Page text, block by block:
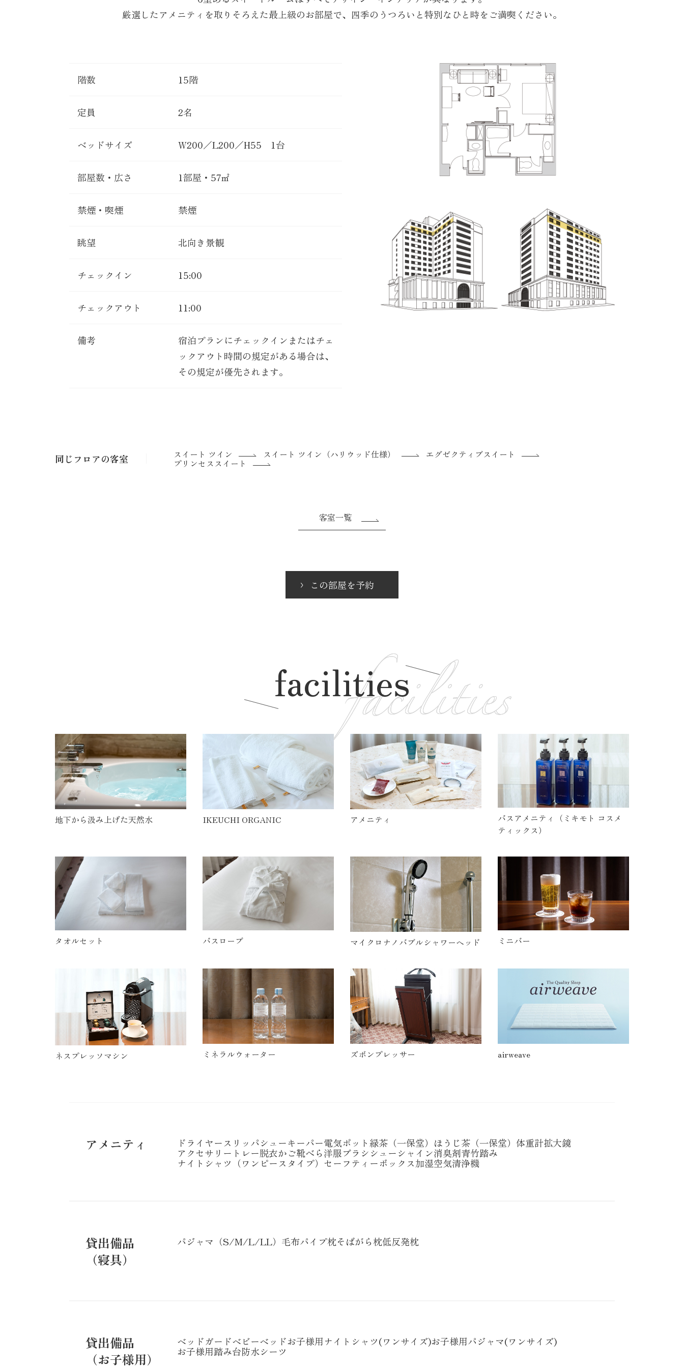
厳選したアメニティを取りそろえた最上級のお部屋で、四季のうつろいと特別なひと時をご満喫ください。
階数 15階
定員 2名
ベッドサイズ W200／L200／H55 1台
部屋数・広さ 1部屋・57㎡
禁煙・喫煙 禁煙
眺望 北向き景観
チェックイン 15:00
チェックアウト 11:00
備考
宿泊プランにチェックインまたはチェ
ックアウト時間の規定がある場合は、
その規定が優先されます。
同じフロアの客室 スイート ツイン スイート ツイン（ハリウッド仕様） エグゼクティブスイート
プリンセススイート
客室一覧
この部屋を予約
facilities
地下から汲み上げた天然水 IKEUCHI ORGANIC アメニティ
バスアメニティ（ミキモト コスメ
ティックス）
タオルセット バスローブ マイクロナノバブルシャワーヘッド ミニバー
ネスプレッソマシン ミネラルウォーター ズボンプレッサー airweave
アメニティ ドライヤースリッパシューキーパー電気ポット 緑茶（一保堂） ほうじ茶（一保堂） 体重計拡大鏡
アクセサリートレー脱衣かご靴べら洋服ブラシシューシャイン消臭剤青竹踏み
ナイトシャツ（ワンピースタイプ） セーフティーボックス加湿空気清浄機
貸出備品
（寝具）
パジャマ（S/M/L/LL） 毛布パイプ枕そばがら枕低反発枕
貸出備品
（お子様用）
ベッドガードベビーベッドお子様用ナイトシャツ(ワンサイズ)お子様用パジャマ(ワンサイズ)
お子様用踏み台防水シーツ